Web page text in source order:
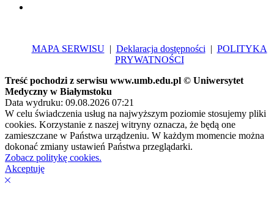
MAPA SERWISU| Deklaracja dostępności | POLITYKA
PRYWATNOŚCI
Treść pochodzi z serwisu www.umb.edu.pl © Uniwersytet
Medyczny w Białymstoku
Data wydruku: 09.08.2026 07:21
W celu świadczenia usług na najwyższym poziomie stosujemy pliki
cookies. Korzystanie z naszej witryny oznacza, że będą one
zamieszczane w Państwa urządzeniu. W każdym momencie można
dokonać zmiany ustawień Państwa przeglądarki.
Zobacz politykę cookies.
Akceptuję